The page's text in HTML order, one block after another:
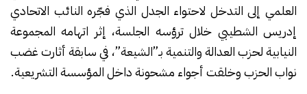
العلمي إلى التدخل لاحتواء الجدل الذي فجّره النائب الاتحادي
إدريس الشطيبي خلال ترؤسه الجلسة، إثر اتهامه المجموعة
النيابية لحزب العدالة والتنمية بـ”الشيعة”، في سابقة أثارت غضب
نواب الحزب وخلقت أجواء مشحونة داخل المؤسسة التشريعية.